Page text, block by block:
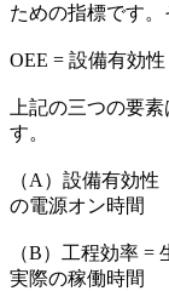
ための指標です。
OEE = 設備有効
上記の三つの要
す。
（A）設備有効
の電源オン時間
（B）工程効率 =
実際の稼働時間